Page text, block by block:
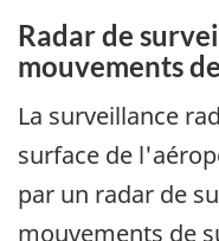
Radar de
mouvements
La surveillance
surface de
par un radar de
mouvements de